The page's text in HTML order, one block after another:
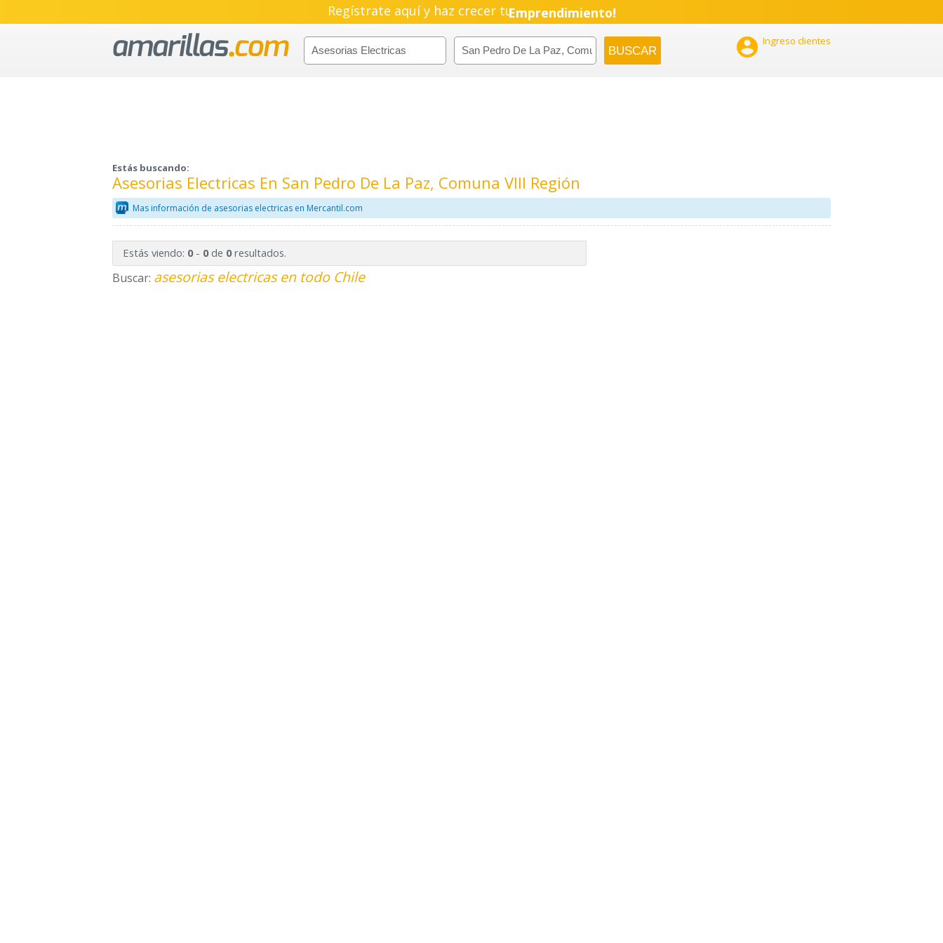
Regístrate aquí y haz crecer tuEmprendimiento!
 Ingreso clientes
Estás buscando:
Asesorias Electricas En San Pedro De La Paz, Comuna VIII Región
Mas información de asesorias electricas en Mercantil.com
Estás viendo: 0- 0de 0resultados.
Buscar: asesorias electricas en todo Chile